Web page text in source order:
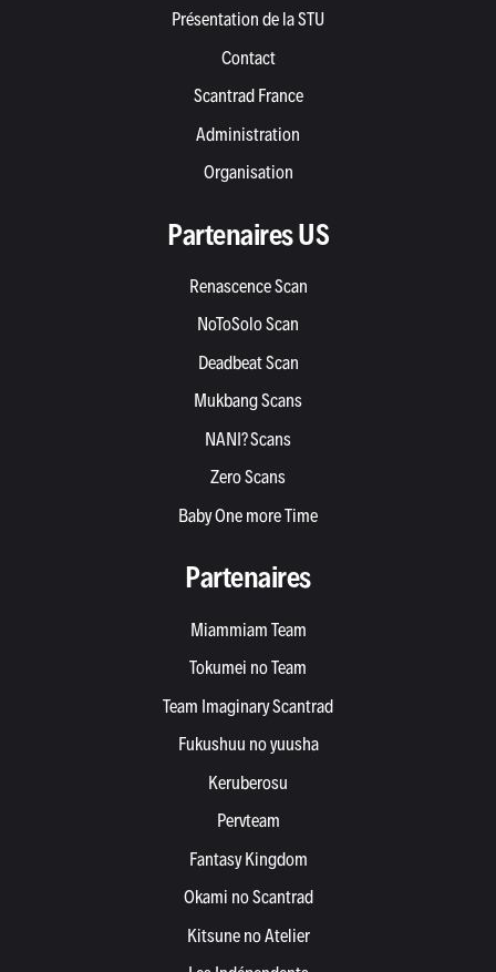
Présentation de la STU
Contact
Scantrad France
Administration
Organisation
Partenaires US
Renascence Scan
NoToSolo Scan
Deadbeat Scan
Mukbang Scans
NANI? Scans
Zero Scans
Baby One more Time
Partenaires
Miammiam Team
Tokumei no Team
Team Imaginary Scantrad
Fukushuu no yuusha
Keruberosu
Pervteam
Fantasy Kingdom
Okami no Scantrad
Kitsune no Atelier